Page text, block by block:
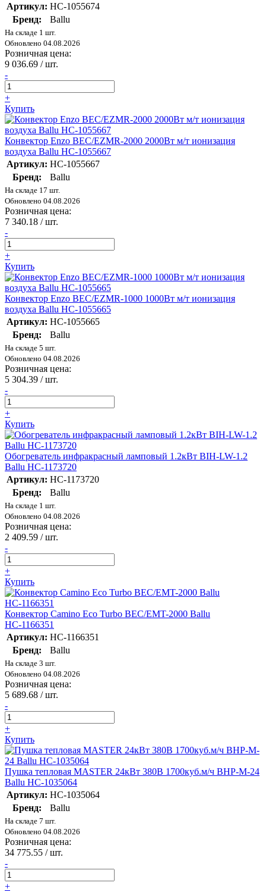
Артикул: НС-1055674
Бренд:
Ballu
На складе 1 шт.
Обновлено 04.08.2026
Розничная цена:
9 036.69 / шт.
-
+
Купить
Конвектор Enzo BEC/EZMR-2000 2000Вт м/т ионизация
воздуха Ballu НС-1055667
Артикул: НС-1055667
Бренд:
Ballu
На складе 17 шт.
Обновлено 04.08.2026
Розничная цена:
7 340.18 / шт.
-
+
Купить
Конвектор Enzo BEC/EZMR-1000 1000Вт м/т ионизация
воздуха Ballu НС-1055665
Артикул: НС-1055665
Бренд:
Ballu
На складе 5 шт.
Обновлено 04.08.2026
Розничная цена:
5 304.39 / шт.
-
+
Купить
Обогреватель инфракрасный ламповый 1.2кВт BIH-LW-1.2
Ballu НС-1173720
Артикул: НС-1173720
Бренд:
Ballu
На складе 1 шт.
Обновлено 04.08.2026
Розничная цена:
2 409.59 / шт.
-
+
Купить
Конвектор Camino Eco Turbo BEC/EMT-2000 Ballu
НС-1166351
Артикул: НС-1166351
Бренд:
Ballu
На складе 3 шт.
Обновлено 04.08.2026
Розничная цена:
5 689.68 / шт.
-
+
Купить
Пушка тепловая MASTER 24кВт 380В 1700куб.м/ч BHP-M-24
Ballu НС-1035064
Артикул: НС-1035064
Бренд:
Ballu
На складе 7 шт.
Обновлено 04.08.2026
Розничная цена:
34 775.55 / шт.
-
+